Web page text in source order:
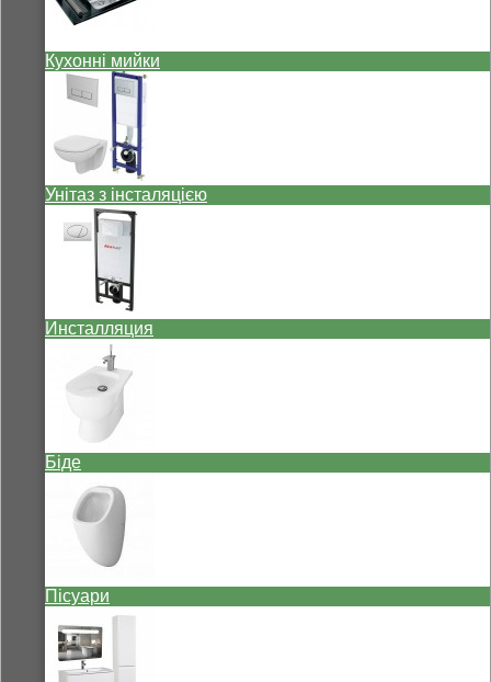
Кухонні мийки
Унітаз з інсталяцією
Инсталляция
Біде
Пісуари